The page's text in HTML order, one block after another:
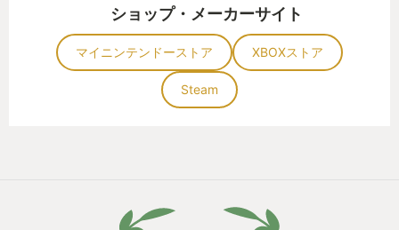
ショップ・メーカーサイト
マイニンテンドーストア XBOXストア
Steam